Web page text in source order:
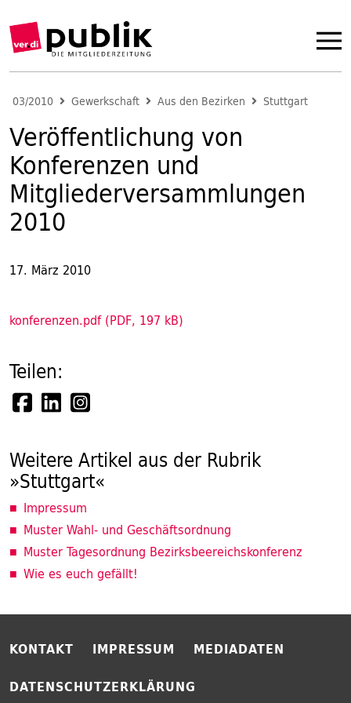
03/2010 Gewerkschaft Aus den Bezirken Stuttgart
Veröffentlichung von
Konferenzen und
Mitgliederversammlungen
2010
17. März 2010
konferenzen.pdf (PDF, 197 kB)
Teilen:
Weitere Artikel aus der Rubrik
»Stuttgart«
Impressum
Muster Wahl- und Geschäftsordnung
Muster Tagesordnung Bezirksbeereichskonferenz
Wie es euch gefällt!
KONTAKT IMPRESSUM
MEDIADATEN
DATENSCHUTZERKLÄRUNG